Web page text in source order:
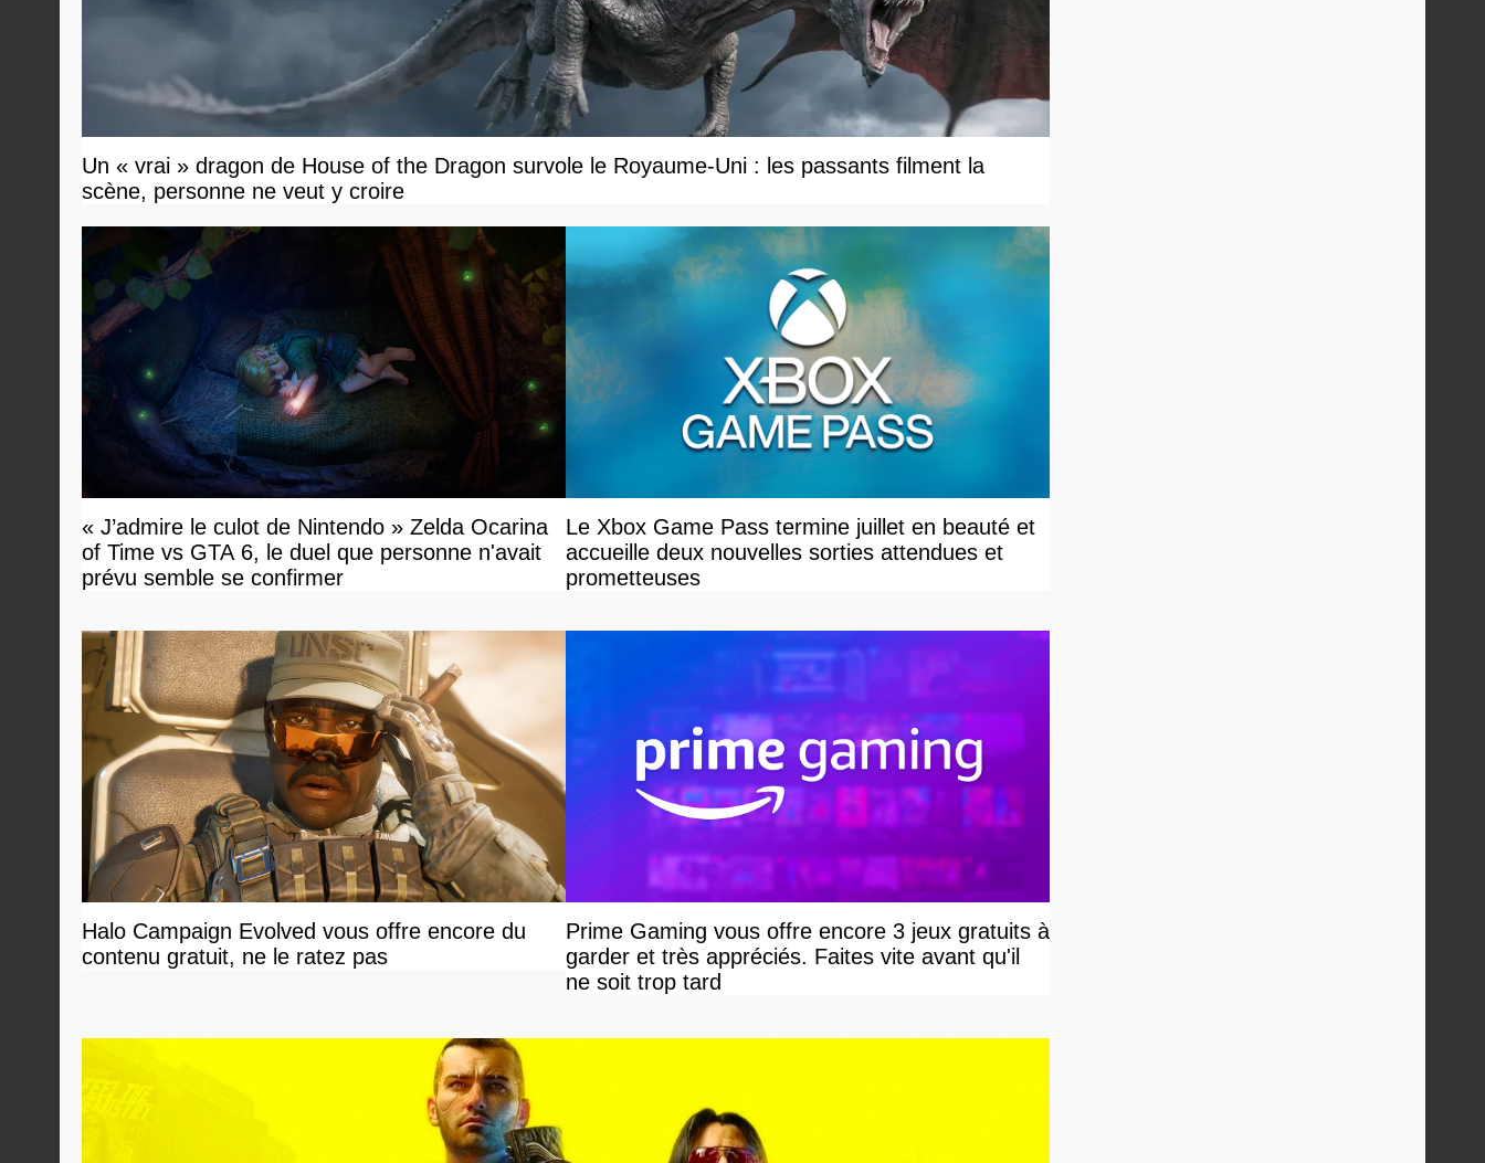
Un « vrai » dragon de House of the Dragon survole le Royaume-Uni : les passants filment la
scène, personne ne veut y croire
« J’admire le culot de Nintendo » Zelda Ocarina
of Time vs GTA 6, le duel que personne n'avait
prévu semble se confirmer
Le Xbox Game Pass termine juillet en beauté et
accueille deux nouvelles sorties attendues et
prometteuses
Halo Campaign Evolved vous offre encore du
contenu gratuit, ne le ratez pas
Prime Gaming vous offre encore 3 jeux gratuits à
garder et très appréciés. Faites vite avant qu'il
ne soit trop tard